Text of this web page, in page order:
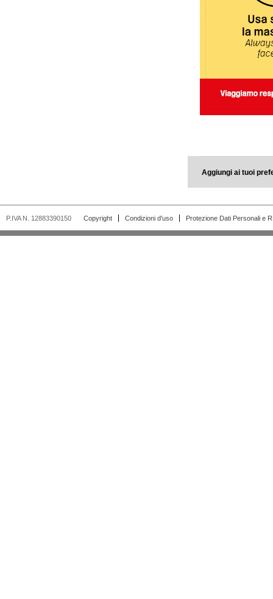
Aggiungi ai tuoi
P.IVA N. 12883390150 Copyright Condizioni d'uso Protezione Dati Personali e